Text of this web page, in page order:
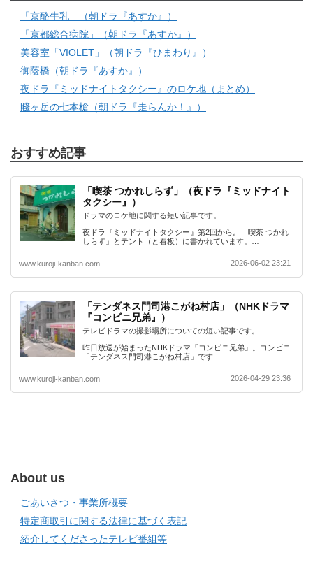
「京酪牛乳」（朝ドラ『あすか』）
「京都総合病院」（朝ドラ『あすか』）
美容室「VIOLET」（朝ドラ『ひまわり』）
御蔭橋（朝ドラ『あすか』）
夜ドラ『ミッドナイトタクシー』のロケ地（まとめ）
賤ヶ岳の七本槍（朝ドラ『走らんか！』）
おすすめ記事
「喫茶 つかれしらず」（夜ドラ『ミッドナイト
タクシー』）
ドラマのロケ地に関する短い記事です。
夜ドラ『ミッドナイトタクシー』第2回から。「喫茶 つかれ
しらず」とテント（と看板）に書かれています。…
www.kuroji-kanban.com 2026-06-02 23:21
「テンダネス門司港こがね村店」（NHKドラマ
『コンビニ兄弟』）
テレビドラマの撮影場所についての短い記事です。
昨日放送が始まったNHKドラマ『コンビニ兄弟』。コンビニ
「テンダネス門司港こがね村店」です…
www.kuroji-kanban.com 2026-04-29 23:36
About us
ごあいさつ・事業所概要
特定商取引に関する法律に基づく表記
紹介してくださったテレビ番組等